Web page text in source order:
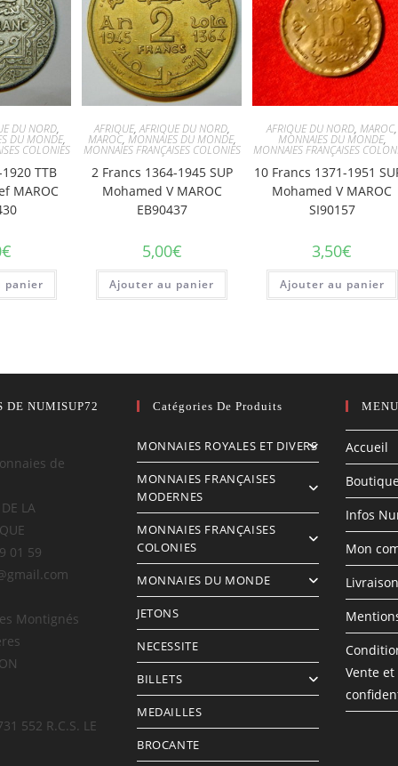
DU NORD,
DU MONDE,
COLONIES
TTB
MAROC
€
panier
AFRIQUE,AFRIQUE DU NORD,
MAROC, MONNAIES DU MONDE,
MONNAIES FRANÇAISES COLONIES
2 Francs 1364-1945 SUP
Mohamed V MAROC
EB90437
5,00€
Ajouter au panier
AFRIQUE DU NORD,MAROC,
MONNAIES DU MONDE,
MONNAIES FRANÇAISES
10 Francs 1371-1951
Mohamed V MAROC
SI90157
3,50€
Ajouter au panier
DE NUMISUP72
de
LA
01 59
Montignés
552 R.C.S. LE
Catégories De Produits
MONNAIES ROYALES ET DIVERS
MONNAIES FRANÇAISES
MODERNES
MONNAIES FRANÇAISES
COLONIES
MONNAIES DU MONDE
JETONS
NECESSITE
BILLETS
MEDAILLES
BROCANTE
Accueil
Infos
Mon
Livraison
Vente